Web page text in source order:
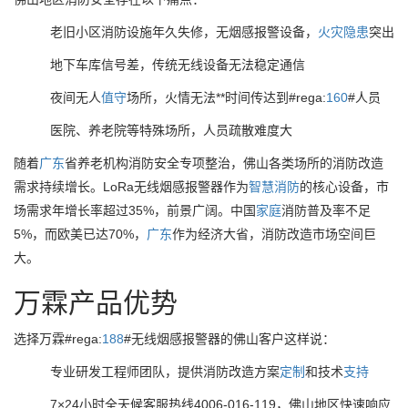
老旧小区消防设施年久失修，无烟感报警设备， 火灾隐患突出
地下车库信号差，传统无线设备无法稳定通信
夜间无人值守场所，火情无法**时间传达到#rega:160#人员
医院、养老院等特殊场所，人员疏散难度大
随着广东省养老机构消防安全专项整治，佛山各类场所的消防改造
需求持续增长。LoRa无线烟感报警器作为智慧消防的核心设备，市
场需求年增长率超过35%，前景广阔。中国家庭消防普及率不足
5%，而欧美已达70%， 广东作为经济大省，消防改造市场空间巨
大。
万霖产品优势
选择万霖#rega:188#无线烟感报警器的佛山客户这样说：
专业研发工程师团队，提供消防改造方案定制和技术支持
7×24小时全天候客服热线4006-016-119，佛山地区快速响应